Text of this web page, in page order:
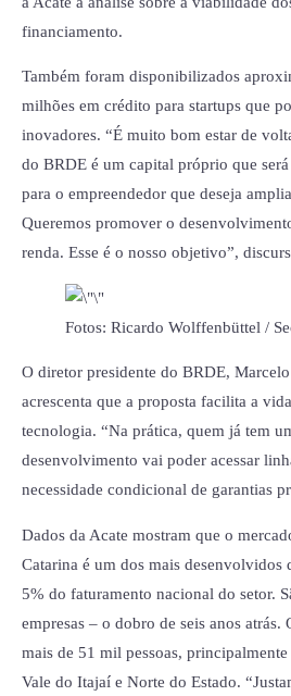
financiamento.
Também foram disponibilizados
milhões em crédito para startups que
inovadores. “É muito bom estar de
do BRDE é um capital próprio que
para o empreendedor que deseja
Queremos promover o
renda. Esse é o nosso objetivo”,
Fotos: Ricardo Wolffenbüttel /
O diretor presidente do BRDE,
acrescenta que a proposta facilita a
tecnologia. “Na prática, quem já tem
desenvolvimento vai poder acessar
necessidade condicional de garantias
Dados da Acate mostram que o
Catarina é um dos mais desenvolvidos
5% do faturamento nacional do setor.
empresas – o dobro de seis anos atrás.
mais de 51 mil pessoas,
Vale do Itajaí e Norte do Estado.